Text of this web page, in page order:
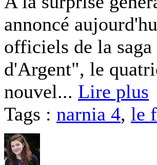
annoncé
officiels de la
d'Argent", le
nouvel... Lire plus
Tags : narnia 4, le